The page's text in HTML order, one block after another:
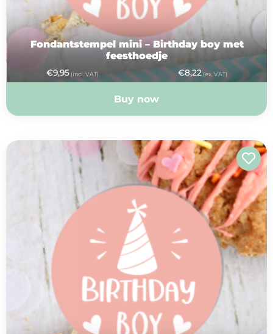
Fondantstempel mini – Birthday boy met
feesthoedje
€9,95 (incl. VAT) €8,22 (ex. VAT)
Buy now